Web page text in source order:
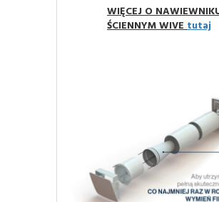
WIĘCEJ O
ŚCIENNYM WIVEtutaj